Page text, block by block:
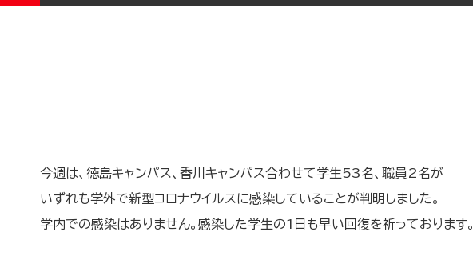
今週は、徳島キャンパス、香川キャンパス合わせて学生53名、職員2名が
いずれも学外で新型コロナウイルスに感染していることが判明しました。
学内での感染はありません。感染した学生の1日も早い回復を祈っております。